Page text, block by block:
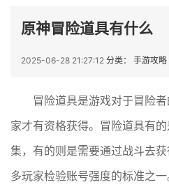
原神冒险道具有什么
2025-06-28 21:27:12 分类： 手游攻略
冒险道具是游戏对于冒险
家才有资格获得。冒险道具有
集，有的则是需要通过战斗去
多玩家检验账号强度的标准之一